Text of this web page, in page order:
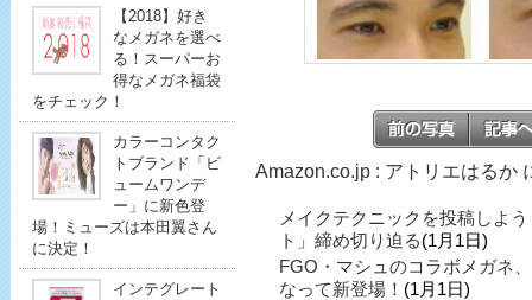
【2018】好き
なメガネを選べ
る！スーパーお
得なメガネ福袋
をチェック！
カラーコンタク
トブランド「ビ
ュームワンデ
ー」に新色登
場！ミューズは本田翼さん
に決定！
インテグレート
Amazon.co.jp : アトリエはるか
メイクテクニックを投稿しよ
ト」締め切り迫る(1月1日)
FGO・マシュのコラボメガネ
なって新登場！ (1月1日)